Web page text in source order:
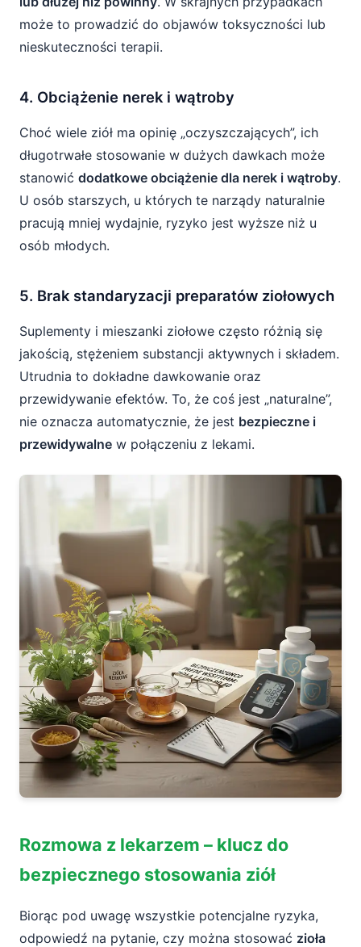
może to prowadzić do objawów toksyczności lub
nieskuteczności terapii.
4. Obciążenie nerek i wątroby
Choć wiele ziół ma opinię „oczyszczających”, ich
długotrwałe stosowanie w dużych dawkach może
stanowić dodatkowe obciążenie dla nerek i wątroby.
U osób starszych, u których te narządy naturalnie
pracują mniej wydajnie, ryzyko jest wyższe niż u
osób młodych.
5. Brak standaryzacji preparatów ziołowych
Suplementy i mieszanki ziołowe często różnią się
jakością, stężeniem substancji aktywnych i składem.
Utrudnia to dokładne dawkowanie oraz
przewidywanie efektów. To, że coś jest „naturalne”,
nie oznacza automatycznie, że jest bezpieczne i
przewidywalne w połączeniu z lekami.
Rozmowa z lekarzem – klucz do
bezpiecznego stosowania ziół
Biorąc pod uwagę wszystkie potencjalne ryzyka,
odpowiedź na pytanie, czy można stosować zioła